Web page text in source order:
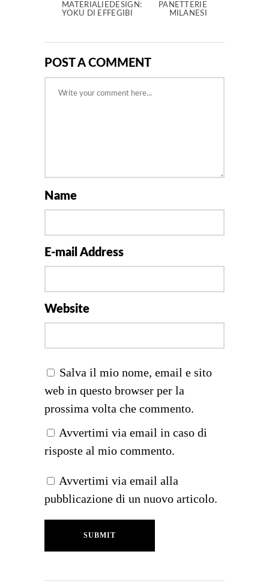
MATERIALIEDESIGN:
YOKU DI EFFEGIBI
PANETTERIE
MILANESI
POST A COMMENT
Name
E-mail Address
Website
Salva il mio nome, email e sito
web in questo browser per la
prossima volta che commento.
Avvertimi via email in caso di
risposte al mio commento.
Avvertimi via email alla
pubblicazione di un nuovo articolo.
SUBMIT